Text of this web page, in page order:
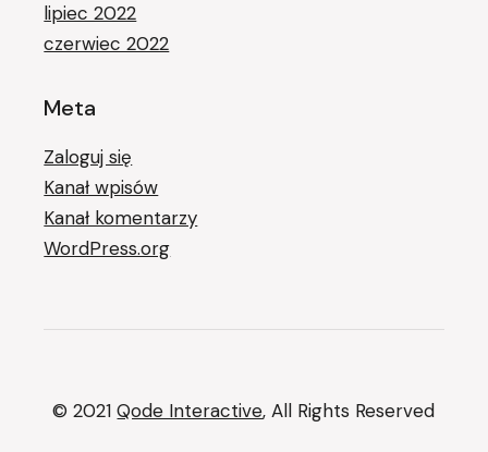
lipiec 2022
czerwiec 2022
Meta
Zaloguj się
Kanał wpisów
Kanał komentarzy
WordPress.org
© 2021Qode Interactive, All Rights Reserved